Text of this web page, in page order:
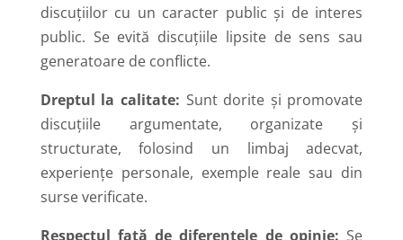
discuțiilor cu un caracter public și de interes
public. Se evită discuțiile lipsite de sens sau
generatoare de conflicte.
Dreptul la calitate: Sunt dorite și promovate
discuțiile argumentate, organizate și
structurate, folosind un limbaj adecvat,
experiențe personale, exemple reale sau din
surse verificate.
Respectul față de diferențele de opinie: Se